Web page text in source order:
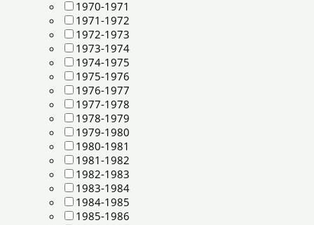
1970-1971
1971-1972
1972-1973
1973-1974
1974-1975
1975-1976
1976-1977
1977-1978
1978-1979
1979-1980
1980-1981
1981-1982
1982-1983
1983-1984
1984-1985
1985-1986